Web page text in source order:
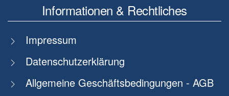
Informationen & Rechtliches
Impressum
Datenschutzerklärung
Allgemeine Geschäftsbedingungen - AGB